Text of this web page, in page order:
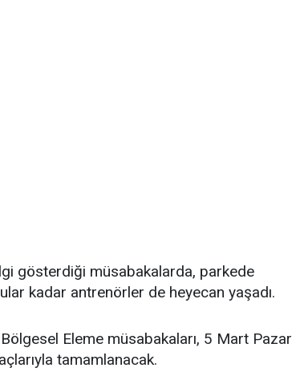
gösterdiği müsabakalarda, parkede
kadar antrenörler de heyecan yaşadı.
Eleme müsabakaları, 5 Mart Pazar
tamamlanacak.